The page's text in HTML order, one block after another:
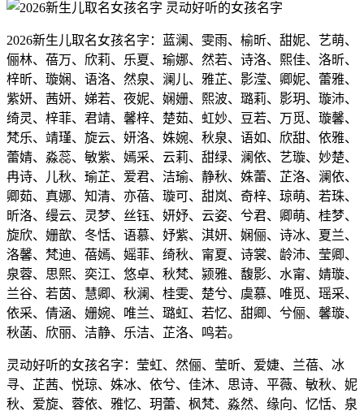
2026新生儿取名女孩名字：蓝澜、雯雨、榆昕、甜妮、艺萌、
俪林、蓓万、欣莉、乐夏、瑜娜、然若、诗洛、熙佳、洛昕、
梓昕、璇娴、语洛、然泉、澜儿、雅芷、影滢、卿妮、蕾雅、
紫妍、茜妍、娣若、夜妮、娴姗、熙波、璐莉、影玥、璇沛、
绮灵、梓菲、君靖、馨梓、楚茹、虹妙、豆若、万觅、璇馨、
梵乐、靖瑾、旋云、妍洛、姝婉、秋泉、语如、欣甜、依雅、
蕾婧、淼蕊、敏紫、嫣采、云莉、甜绿、澜依、艺璇、妙楚、
冉诗、儿秋、瑜芷、爱君、洁瑜、静秋、姝蕾、芷洛、澜依、
卿茹、真娜、知清、亦蓓、璇可、甜岚、奇梓、琼萌、若珠、
昕洛、缦云、灵梦、丝钰、妍妤、云姿、兮君、卿萌、桂梦、
旋欣、姗歆、冬恬、语慕、妤紫、淇妍、娴俪、诗冰、夏兰、
洛馨、梵迪、蓓嫣、媱菲、绮秋、甯夏、诗裳、龄沛、莹卿、
泉蓉、思熙、奕江、悠卓、秋梵、颍雅、馥影、水甯、婧璇、
兰谷、若茵、慧卿、秋澜、桂雯、楚兮、虞慕、唯觅、瑶采、
依采、倩涵、姗婉、唯兰、璐虹、若忆、甜卿、兮俪、馨璇、
秋菡、欣丽、洁静、乐洁、芷洛、鸣若。
灵动好听的女孩名字：莹虹、然俪、莹昕、爱婕、兰蓓、冰
寻、芷茜、悦琼、姝冰、依兮、佳沐、思诗、平薇、敏秋、妮
秋、爱旋、蓉依、雅忆、玥蕾、枫梵、淼然、缘向、忆恬、泉